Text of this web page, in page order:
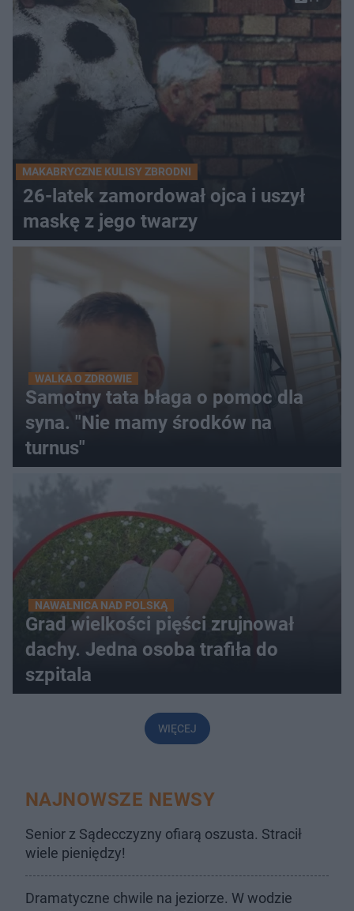
MAKABRYCZNE KULISY ZBRODNI
26-latek zamordował ojca i uszył
maskę z jego twarzy
WALKA O ZDROWIE
Samotny tata błaga o pomoc dla
syna. "Nie mamy środków na
turnus"
NAWAŁNICA NAD POLSKĄ
Grad wielkości pięści zrujnował
dachy. Jedna osoba trafiła do
szpitala
WIĘCEJ
NAJNOWSZE NEWSY
Senior z Sądecczyzny ofiarą oszusta. Stracił
wiele pieniędzy!
Dramatyczne chwile na jeziorze. W wodzie